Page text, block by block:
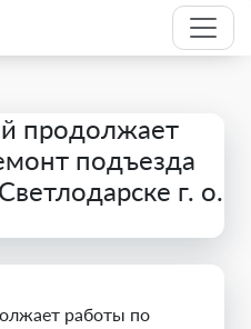
продолжает
подъезда
г. о.
работы по